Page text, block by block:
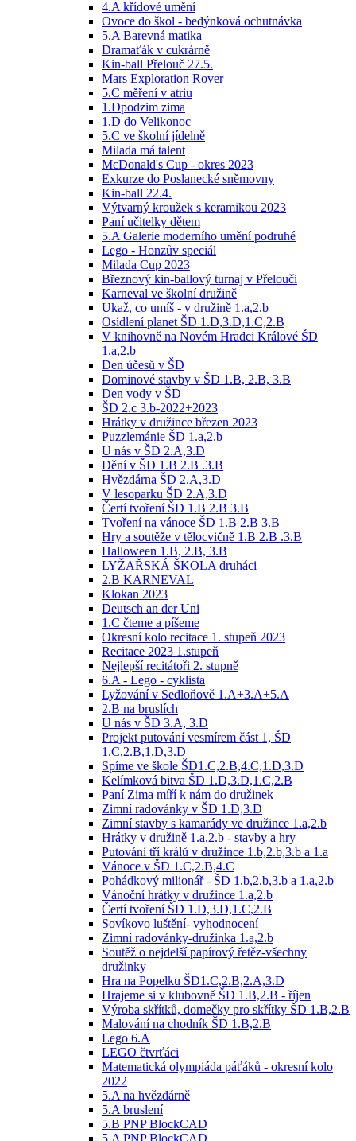
4.A křídové umění
Ovoce do škol - bedýnková ochutnávka
5.A Barevná matika
Dramaťák v cukrárně
Kin-ball Přelouč 27.5.
Mars Exploration Rover
5.C měření v atriu
1.Dpodzim zima
1.D do Velikonoc
5.C ve školní jídelně
Milada má talent
McDonald's Cup - okres 2023
Exkurze do Poslanecké sněmovny
Kin-ball 22.4.
Výtvarný kroužek s keramikou 2023
Paní učitelky dětem
5.A Galerie moderního umění podruhé
Lego - Honzův speciál
Milada Cup 2023
Březnový kin-ballový turnaj v Přelouči
Karneval ve školní družině
Ukaž, co umíš - v družině 1.a,2.b
Osídlení planet ŠD 1.D,3.D,1.C,2.B
V knihovně na Novém Hradci Králové ŠD
1.a,2.b
Den účesů v ŠD
Dominové stavby v ŠD 1.B, 2.B, 3.B
Den vody v ŠD
ŠD 2.c 3.b-2022+2023
Hrátky v družince březen 2023
Puzzlemánie ŠD 1.a,2.b
U nás v ŠD 2.A,3.D
Dění v ŠD 1.B 2.B .3.B
Hvězdárna ŠD 2.A,3.D
V lesoparku ŠD 2.A,3.D
Čertí tvoření ŠD 1.B 2.B 3.B
Tvoření na vánoce ŠD 1.B 2.B 3.B
Hry a soutěže v tělocvičně 1.B 2.B .3.B
Halloween 1.B, 2.B, 3.B
LYŽAŘSKÁ ŠKOLA druháci
2.B KARNEVAL
Klokan 2023
Deutsch an der Uni
1.C čteme a píšeme
Okresní kolo recitace 1. stupeň 2023
Recitace 2023 1.stupeň
Nejlepší recitátoři 2. stupně
6.A - Lego - cyklista
Lyžování v Sedloňově 1.A+3.A+5.A
2.B na bruslích
U nás v ŠD 3.A, 3.D
Projekt putování vesmírem část 1, ŠD
1.C,2.B,1.D,3.D
Spíme ve škole ŠD1.C,2.B,4.C,1.D,3.D
Kelímková bitva ŠD 1.D,3.D,1.C,2.B
Paní Zima míří k nám do družinek
Zimní radovánky v ŠD 1.D,3.D
Zimní stavby s kamarády ve družince 1.a,2.b
Hrátky v družině 1.a,2.b - stavby a hry
Putování tří králů v družince 1.b,2.b,3.b a 1.a
Vánoce v ŠD 1.C,2.B,4.C
Pohádkový milionář - ŠD 1.b,2.b,3.b a 1.a,2.b
Vánoční hrátky v družince 1.a,2.b
Čertí tvoření ŠD 1.D,3.D,1.C,2.B
Sovíkovo luštění- vyhodnocení
Zimní radovánky-družinka 1.a,2.b
Soutěž o nejdelší papírový řetěz-všechny
družinky
Hra na Popelku ŠD1.C,2.B,2.A,3.D
Hrajeme si v klubovně ŠD 1.B,2.B - říjen
Výroba skřítků, domečky pro skřítky ŠD 1.B,2.B
Malování na chodník ŠD 1.B,2.B
Lego 6.A
LEGO čtvrťáci
Matematická olympiáda páťáků - okresní kolo
2022
5.A na hvězdárně
5.A bruslení
5.B PNP BlockCAD